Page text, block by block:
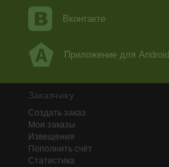
Вконтакте
Приложение для Android
Заказчику
Создать заказ
Мои заказы
Извещения
Пополнить счёт
Статистика